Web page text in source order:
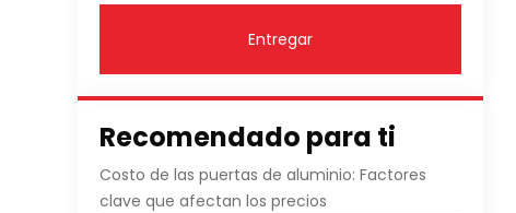
Entregar
Recomendado para ti
Costo de las puertas de aluminio: Factores
clave que afectan los precios